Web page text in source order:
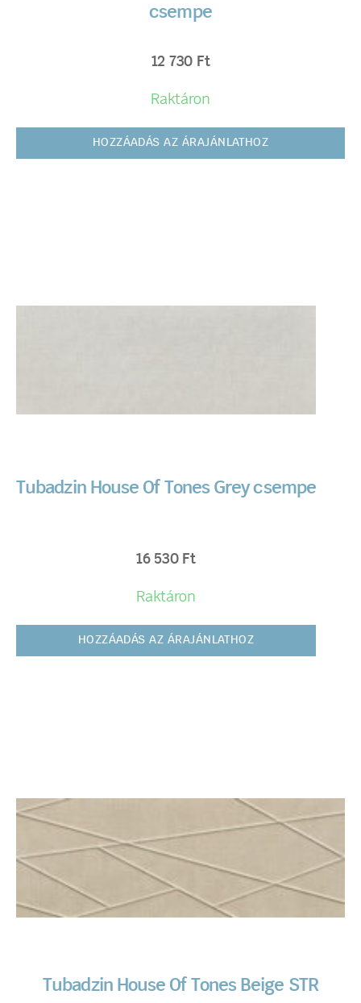
csempe
12 730 Ft
Raktáron
HOZZÁADÁS AZ ÁRAJÁNLATHOZ
Tubadzin House Of Tones Grey csempe
16 530 Ft
Raktáron
HOZZÁADÁS AZ ÁRAJÁNLATHOZ
Tubadzin House Of Tones Beige STR